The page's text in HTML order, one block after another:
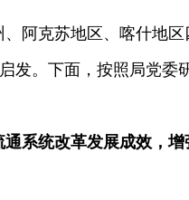
、阿克苏地区、喀什地
发。 下面，按照局党委
系统改革发展成效，